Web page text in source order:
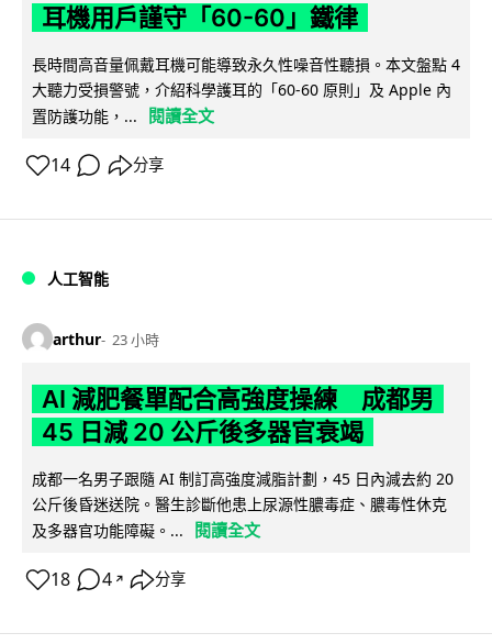
耳機用戶謹守「60-60」鐵律
長時間高音量佩戴耳機可能導致永久性噪音性聽損。本文盤點 4
大聽力受損警號，介紹科學護耳的「60-60 原則」及 Apple 內
置防護功能，...
閱讀全文
14 分享
人工智能
arthur 23 小時
AI 減肥餐單配合高強度操練 成都男
45 日減 20 公斤後多器官衰竭
成都一名男子跟隨 AI 制訂高強度減脂計劃，45 日內減去約 20
公斤後昏迷送院。醫生診斷他患上尿源性膿毒症、膿毒性休克
及多器官功能障礙。...
閱讀全文
18 4 ↗ 分享